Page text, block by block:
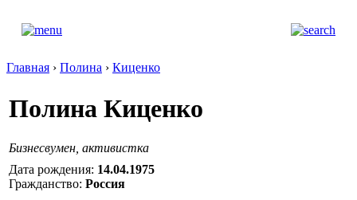
Главная › Полина › Киценко
Полина Киценко
Бизнесвумен, активистка
Дата рождения: 14.04.1975
Гражданство: Россия